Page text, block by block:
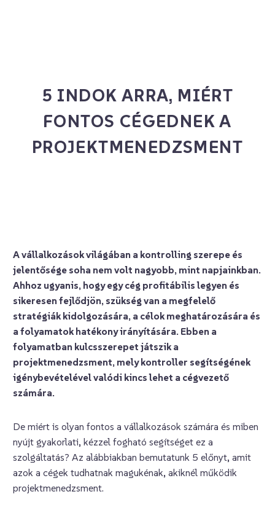
5 INDOK ARRA, MIÉRT
FONTOS CÉGEDNEK A
PROJEKTMENEDZSMENT
A vállalkozások világában a kontrolling szerepe és
jelentősége soha nem volt nagyobb, mint napjainkban.
Ahhoz ugyanis, hogy egy cég profitábilis legyen és
sikeresen fejlődjön, szükség van a megfelelő
stratégiák kidolgozására, a célok meghatározására és
a folyamatok hatékony irányítására. Ebben a
folyamatban kulcsszerepet játszik a
projektmenedzsment, mely kontroller segítségének
igénybevételével valódi kincs lehet a cégvezető
számára.
De miért is olyan fontos a vállalkozások számára és miben
nyújt gyakorlati, kézzel fogható segítséget ez a
szolgáltatás? Az alábbiakban bemutatunk 5 előnyt, amit
azok a cégek tudhatnak magukénak, akiknél működik
projektmenedzsment.